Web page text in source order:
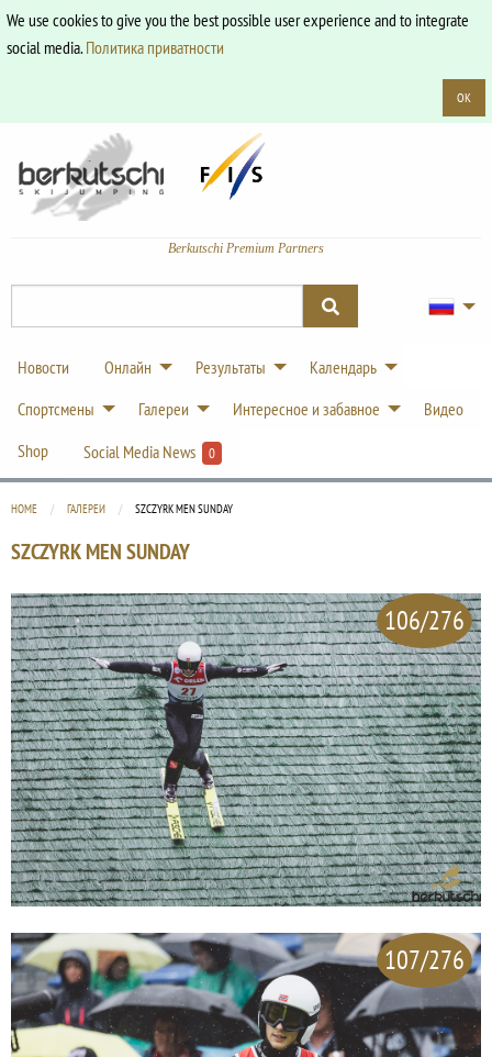
We use cookies to give you the best possible user experience and to integrate
social media.Политика приватности
OK
Berkutschi Premium Partners
Новости Онлайн Результаты
Календарь
Спортсмены
Галереи Интересное и забавное
Видео
Shop
Social Media News 0
HOME ГАЛЕРЕИ CURRENT:
SZCZYRK MEN SUNDAY
SZCZYRK MEN SUNDAY
106/276
107/276